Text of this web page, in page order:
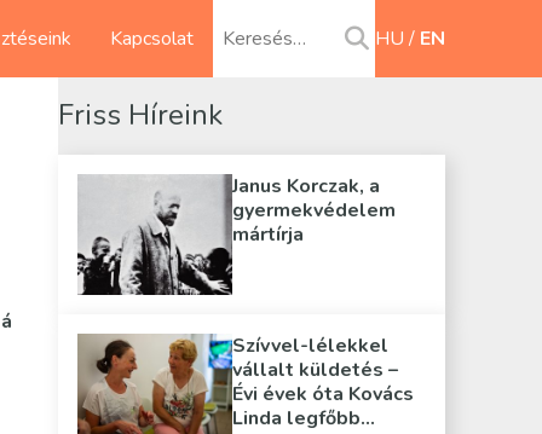
Kapcsolat HU EN
Friss Híreink
Janus Korczak, a
gyermekvédelem
mártírja
Szívvel-lélekkel
vállalt küldetés –
Évi évek óta Kovács
Linda legfőbb